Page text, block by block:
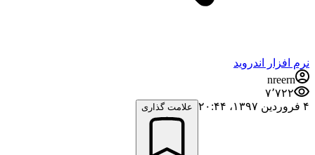
نرم افزار اندروید
nreern
۷٬۷۲۲
۴ فروردین ۱۳۹۷،‏ ۲۰:۴۴
علامت گذاری